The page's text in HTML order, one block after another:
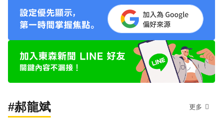
#郝龍斌 更多